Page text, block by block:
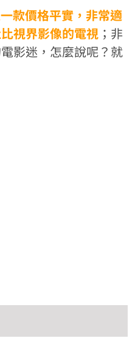
款價格平實，非常適
視界影像的電視 ；非
影迷，怎麼說呢？就